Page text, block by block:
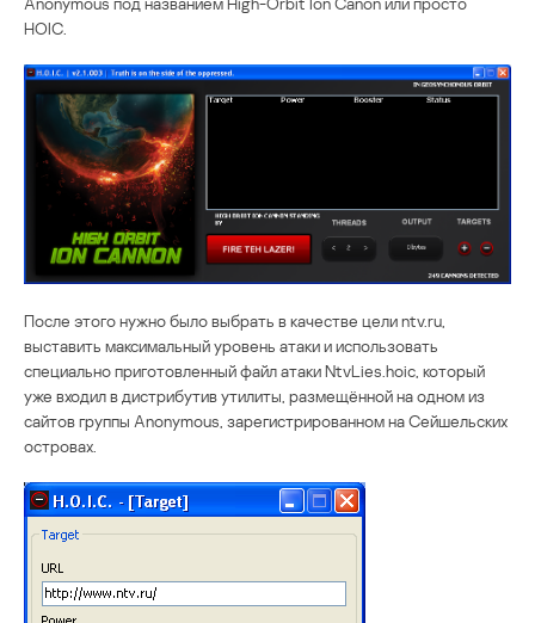
HOIC.
После этого нужно было выбрать в качестве цели ntv.ru,
выставить максимальный уровень атаки и использовать
специально приготовленный файл атаки NtvLies.hoic, который
уже входил в дистрибутив утилиты, размещённой на одном из
сайтов группы Anonymous, зарегистрированном на Сейшельских
островах.